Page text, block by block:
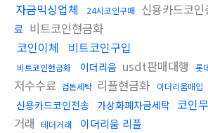
자금믹싱업체
24시코인구매 신용카드코인
료 비트코인현금화
코인이체
비트코인구입
비트코인현금화 이더리움 usdt판매대행 롯
저수수료 검돈세탁 리플현금화 이더리움매입
신용카드코인전송 가상화폐자금세탁 코인
거래 테더거래 이더리움 리플